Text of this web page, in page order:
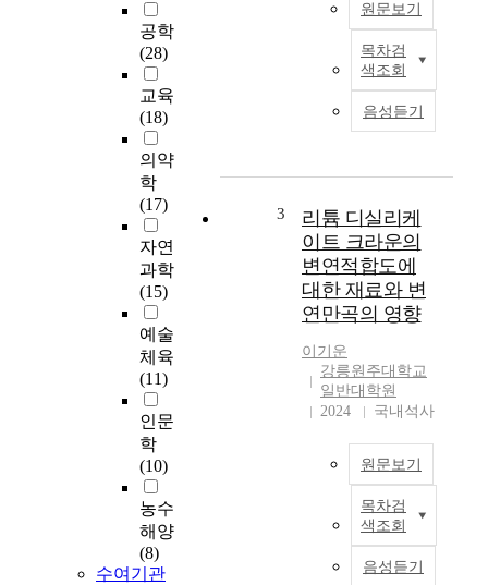
공학
(28)
교육
(18)
의약
학
(17)
자연
과학
(15)
예술
체육
(11)
인문
학
(10)
농수
해양
(8)
수여기관
원문보기
목차검
색조회
음성듣기
3
리튬 디실리케
이트 크라운의
변연적합도에
대한 재료와 변
연만곡의 영향
이기운
강릉원주대학교
일반대학원
2024
국내석사
원문보기
목차검
색조회
음성듣기